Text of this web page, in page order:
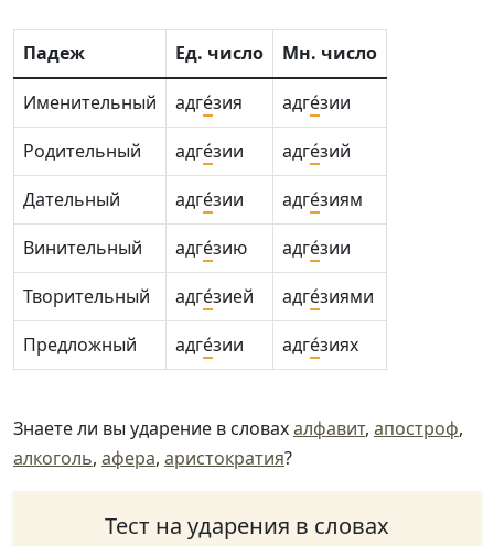
Падеж Ед. число Мн. число
Именительный адге́зия адге́зии
Родительный
адге́зии адге́зий
Дательный
адге́зии адге́зиям
Винительный
адге́зию адге́зии
Творительный
адге́зией адге́зиями
Предложный
адге́зии адге́зиях
Знаете ли вы ударение в словахалфавит, апостроф,
алкоголь, афера, аристократия?
Тест на ударения в словах